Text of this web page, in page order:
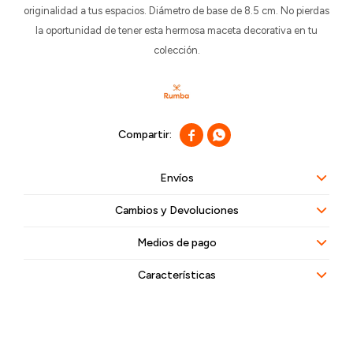
originalidad a tus espacios. Diámetro de base de 8.5 cm. No pierdas
la oportunidad de tener esta hermosa maceta decorativa en tu
colección.
 
Envíos
Cambios y Devoluciones
Medios de pago
Características